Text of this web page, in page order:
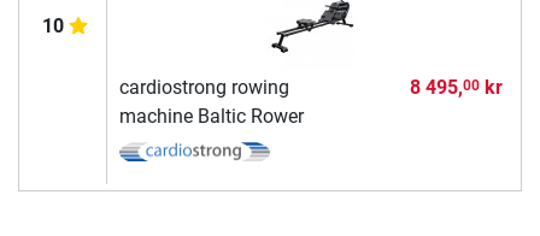
10
cardiostrong rowing
machine Baltic Rower
8 495,00kr